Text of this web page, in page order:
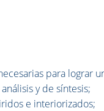
para lograr
y de síntesis;
e interiorizados;